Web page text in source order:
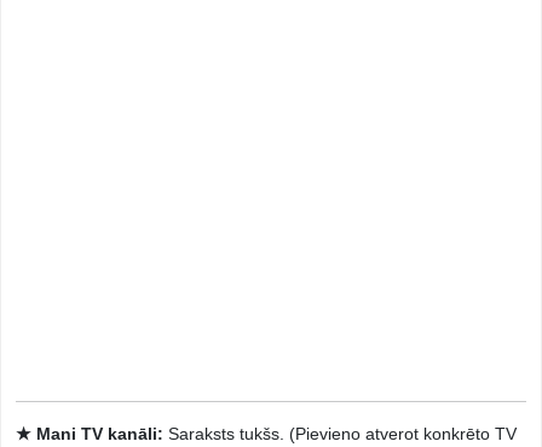
★ Mani TV kanāli: Saraksts tukšs. (Pievieno atverot konkrēto TV